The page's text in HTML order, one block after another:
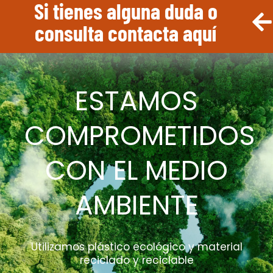
Si tienes alguna duda o
consulta contacta aquí
ESTAMOS
COMPROMETIDOS
CON EL MEDIO
AMBIENTE
Utilizamos plástico ecológico y material
reciclado y reciclable